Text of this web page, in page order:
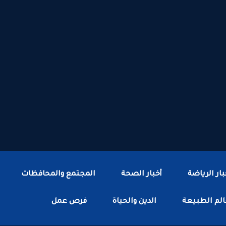
الرياضة أخبار الصحة المجتمع والمحافظات
الطبيعة الدين والحياة فرص عمل